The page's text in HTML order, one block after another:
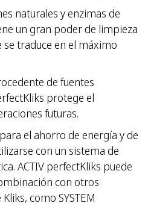
naturales y enzimas de
un gran poder de limpieza
se traduce en el máximo
de fuentes
protege el
futuras.
el ahorro de energía y de
con un sistema de
ACTIV perfectKliks puede
con otros
como SYSTEM